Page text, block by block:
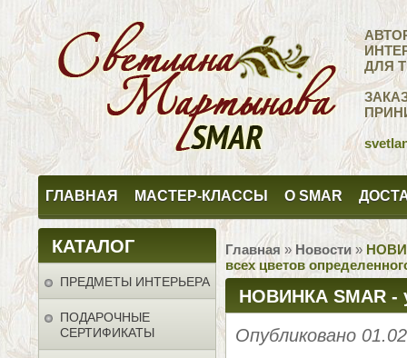
ДЛЯ
ГЛАВНАЯ МАСТЕР-КЛАССЫ О SMAR
КАТАЛОГ
ПРЕДМЕТЫ ИНТЕРЬЕРА
ПОДАРОЧНЫЕ
СЕРТИФИКАТЫ
Главная » Новости »
всех цветов
НОВИНКА SMAR -
палитры всех
Опубликовано